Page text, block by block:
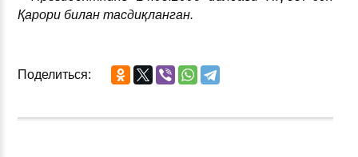
Қарори билан тасдиқланган.
Поделиться: